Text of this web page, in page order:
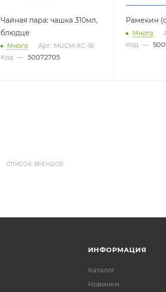
Чайная пара: чашка 310мл,
блюдце
Много Арт.: MUCM-XC-16
Код — 50072705
Рамекин
Много
Код —
СПИСОК БРЕНДОВ
ИНФОРМАЦИЯ
Каталог
Новинки